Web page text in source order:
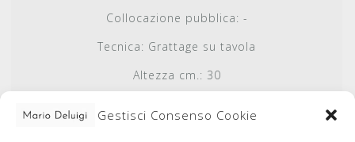
Gestisci Consenso Cookie
Collocazione pubblica: -
Tecnica: Grattage su tavola
Altezza cm.: 30